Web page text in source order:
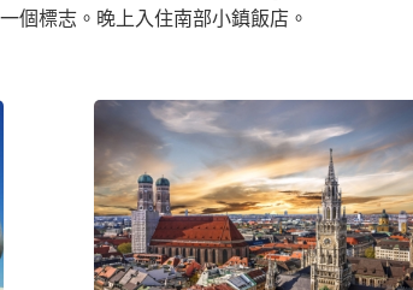
個標志。晚上入住南部小鎮飯店。